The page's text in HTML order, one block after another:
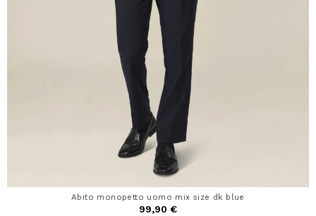
Abito monopetto uomo mix size dk blue
99,90 €